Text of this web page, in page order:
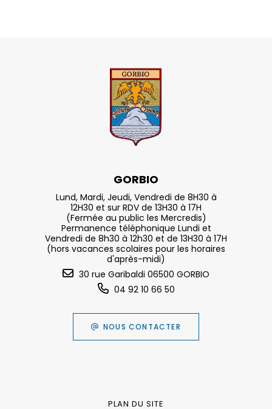
GORBIO
Lund, Mardi, Jeudi, Vendredi de 8H30 à
12H30 et sur RDV de 13H30 à 17H
(Fermée au public les Mercredis)
Permanence téléphonique Lundi et
Vendredi de 8h30 à 12h30 et de 13H30 à 17H
(hors vacances scolaires pour les horaires
d'après-midi)
30 rue Garibaldi 06500 GORBIO
04 92 10 66 50
NOUS CONTACTER
PLAN DU SITE